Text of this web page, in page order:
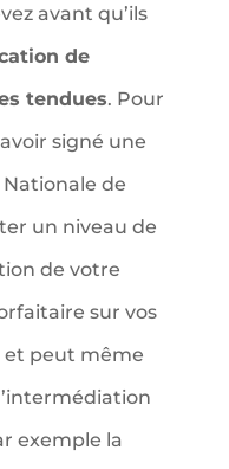
avant qu’ils
de
tendues. Pour
signé une
Nationale de
un niveau de
de votre
sur vos
et peut même
exemple la